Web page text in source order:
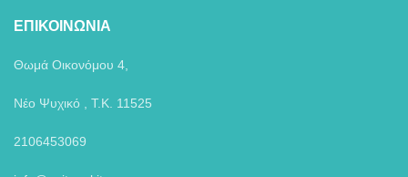
ΕΠΙΚΟΙΝΩΝΙΑ
Θωμά Οικονόμου 4,
Νέο Ψυχικό , Τ.Κ. 11525
2106453069